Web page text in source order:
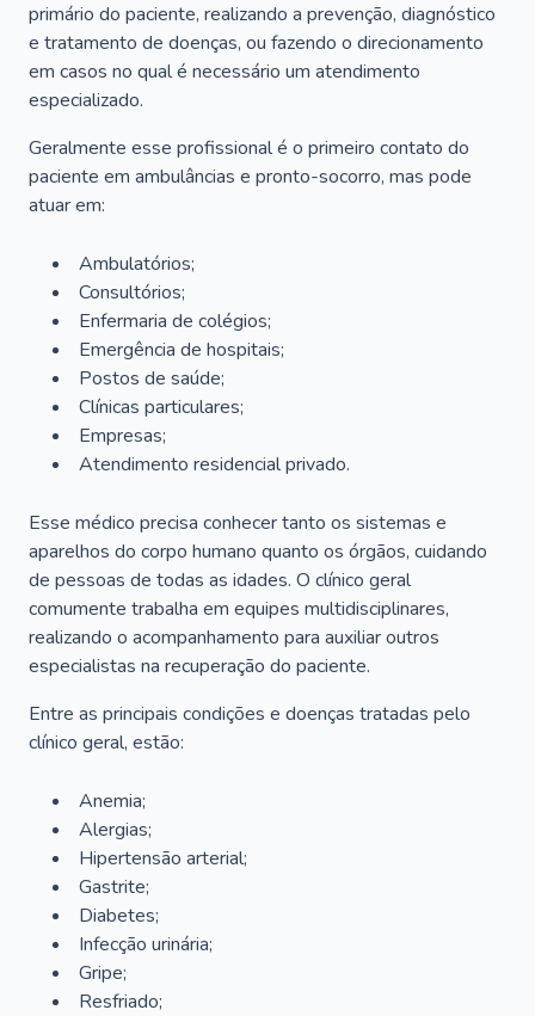
primário do paciente, realizando a prevenção, diagnóstico
e tratamento de doenças, ou fazendo o direcionamento
em casos no qual é necessário um atendimento
especializado.
Geralmente esse profissional é o primeiro contato do
paciente em ambulâncias e pronto-socorro, mas pode
atuar em:
Ambulatórios;
Consultórios;
Enfermaria de colégios;
Emergência de hospitais;
Postos de saúde;
Clínicas particulares;
Empresas;
Atendimento residencial privado.
Esse médico precisa conhecer tanto os sistemas e
aparelhos do corpo humano quanto os órgãos, cuidando
de pessoas de todas as idades. O clínico geral
comumente trabalha em equipes multidisciplinares,
realizando o acompanhamento para auxiliar outros
especialistas na recuperação do paciente.
Entre as principais condições e doenças tratadas pelo
clínico geral, estão:
Anemia;
Alergias;
Hipertensão arterial;
Gastrite;
Diabetes;
Infecção urinária;
Gripe;
Resfriado;